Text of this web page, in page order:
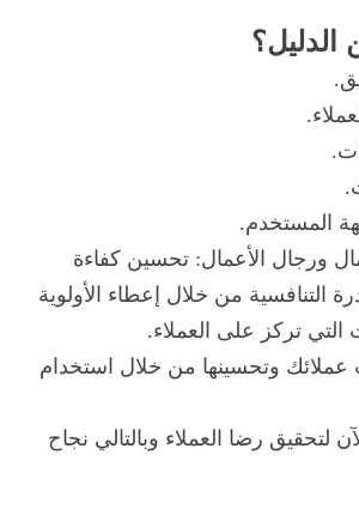
المستخدم.
ورجال الأعمال: تحسين كفاءة
التنافسية من خلال إعطاء الأولوية
التي تركز على العملاء.
وتحسينها من خلال استخدام
لتحقيق رضا العملاء وبالتالي نجاح